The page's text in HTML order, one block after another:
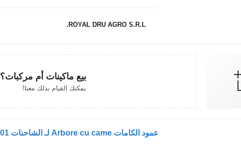
ROYAL DRU AGRO S.R.L.
بيع ماكينات أم مركبات؟
يمكنك القيام بذلك معنا!